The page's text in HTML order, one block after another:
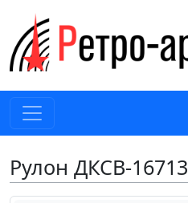
Рулон ДКСВ-16713